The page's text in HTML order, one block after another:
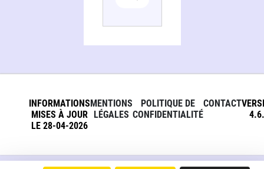
INFORMATIONS
MISES À JOUR
LE 28-04-2026
MENTIONS
LÉGALES
POLITIQUE DE
CONFIDENTIALITÉ
CONTACT